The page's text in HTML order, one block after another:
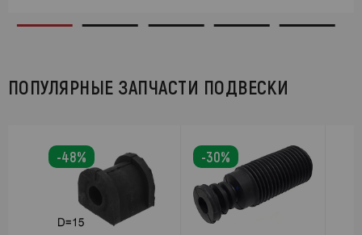
ПОПУЛЯРНЫЕ ЗАПЧАСТИ ПОДВЕСКИ
-48% -30%